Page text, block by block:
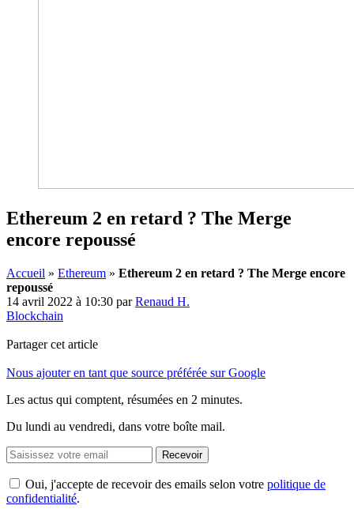
Ethereum 2 en retard ? The Merge
encore repoussé
Accueil » Ethereum » Ethereum 2 en retard ? The Merge encore
repoussé
14 avril 2022 à 10:30 parRenaud H.
Blockchain
Partager cet article
Nous ajouter en tant que source préférée sur Google
Les actus qui comptent, résumées en 2 minutes.
Du lundi au vendredi, dans votre boîte mail.
Recevoir
Oui, j'accepte de recevoir des emails selon votre politique de
confidentialité.